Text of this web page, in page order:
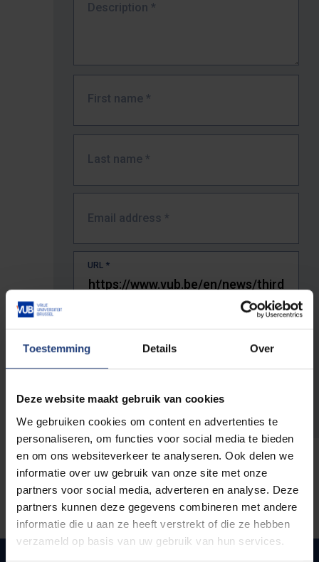
Toestemming Details Over
Deze website maakt gebruik van cookies
We gebruiken cookies om content en advertenties te
personaliseren, om functies voor social media te bieden
en om ons websiteverkeer te analyseren. Ook delen we
informatie over uw gebruik van onze site met onze
partners voor social media, adverteren en analyse. Deze
partners kunnen deze gegevens combineren met andere
informatie die u aan ze heeft verstrekt of die ze hebben
verzameld op basis van uw gebruik van hun services.
Description *
First name *
Last name *
Email address *
URL *
The full URL of the page where you encountered the error.